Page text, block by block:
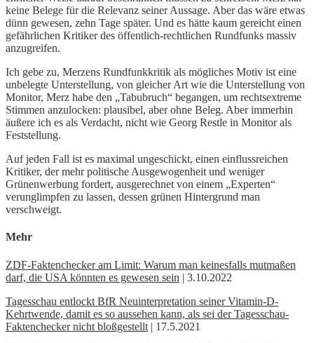
keine Belege für die Relevanz seiner Aussage. Aber das wäre etwas
dünn gewesen, zehn Tage später. Und es hätte kaum gereicht einen
gefährlichen Kritiker des öffentlich-rechtlichen Rundfunks massiv
anzugreifen.
Ich gebe zu, Merzens Rundfunkkritik als mögliches Motiv ist eine
unbelegte Unterstellung, von gleicher Art wie die Unterstellung von
Monitor, Merz habe den „Tabubruch“ begangen, um rechtsextreme
Stimmen anzulocken: plausibel, aber ohne Beleg. Aber immerhin
äußere ich es als Verdacht, nicht wie Georg Restle in Monitor als
Feststellung.
Auf jeden Fall ist es maximal ungeschickt, einen einflussreichen
Kritiker, der mehr politische Ausgewogenheit und weniger
Grünenwerbung fordert, ausgerechnet von einem „Experten“
verunglimpfen zu lassen, dessen grünen Hintergrund man
verschweigt.
Mehr
ZDF-Faktenchecker am Limit: Warum man keinesfalls mutmaßen
darf, die USA könnten es gewesen sein | 3.10.2022
Tagesschau entlockt BfR Neuinterpretation seiner Vitamin-D-
Kehrtwende, damit es so aussehen kann, als sei der Tagesschau-
Faktenchecker nicht bloßgestellt | 17.5.2021